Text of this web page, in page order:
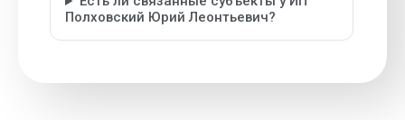
Полховский Юрий Леонтьевич?